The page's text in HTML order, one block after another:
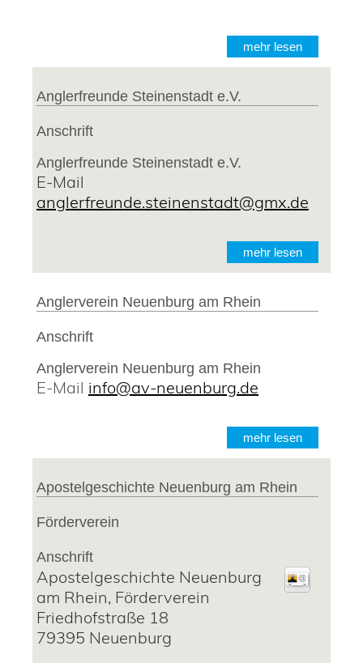
mehr lesen
Anglerfreunde Steinenstadt e.V.
Anschrift
Anglerfreunde Steinenstadt e.V.
E-Mail
anglerfreunde.steinenstadt@gmx.de
mehr lesen
Anglerverein Neuenburg am Rhein
Anschrift
Anglerverein Neuenburg am Rhein
E-Mail info@av-neuenburg.de
mehr lesen
Apostelgeschichte Neuenburg am Rhein
Förderverein
Anschrift
Apostelgeschichte Neuenburg
am Rhein, Förderverein
Friedhofstraße 18
79395 Neuenburg